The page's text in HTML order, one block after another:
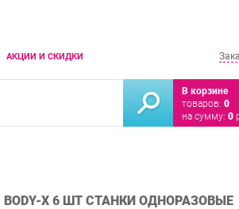
АКЦИИ И СКИДКИ
В корзине
товаров: 0
на сумму: 0
BODY-X 6 ШТ СТАНКИ ОДНОРАЗОВЫЕ